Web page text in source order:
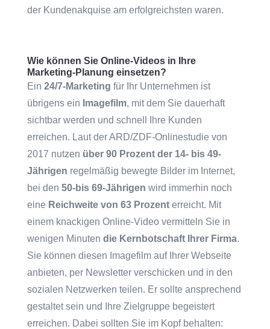
der Kundenakquise am erfolgreichsten waren.
Wie können Sie Online-Videos in Ihre
Marketing-Planung einsetzen?
Ein 24/7-Marketing für Ihr Unternehmen ist
übrigens ein Imagefilm, mit dem Sie dauerhaft
sichtbar werden und schnell Ihre Kunden
erreichen. Laut der ARD/ZDF-Onlinestudie von
2017 nutzen über 90 Prozent der 14- bis 49-
Jährigen regelmäßig bewegte Bilder im Internet,
bei den 50-bis 69-Jährigen wird immerhin noch
eine Reichweite von 63 Prozenterreicht. Mit
einem knackigen Online-Video vermitteln Sie in
wenigen Minuten die Kernbotschaft Ihrer Firma.
Sie können diesen Imagefilm auf Ihrer Webseite
anbieten, per Newsletter verschicken und in den
sozialen Netzwerken teilen. Er sollte ansprechend
gestaltet sein und Ihre Zielgruppe begeistert
erreichen. Dabei sollten Sie im Kopf behalten: